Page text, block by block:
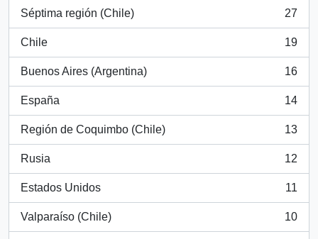
Séptima región (Chile)
, 27 resultados
27
Chile
, 19 resultados
19
Buenos Aires (Argentina)
, 16 resultados
16
España
, 14 resultados
14
Región de Coquimbo (Chile)
, 13 resultados
13
Rusia
, 12 resultados
12
Estados Unidos
, 11 resultados
11
Valparaíso (Chile)
, 10 resultados
10